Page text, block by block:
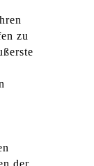
zu
der